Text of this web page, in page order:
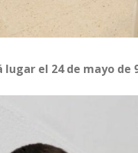
el 24 de mayo de